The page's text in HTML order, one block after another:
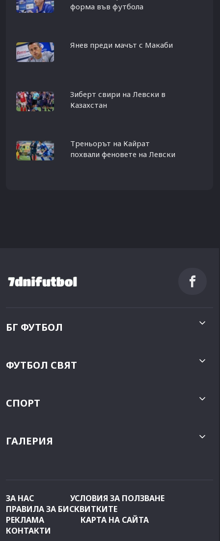
форма във футбола
Янев преди мачът с Макаби
Зиберт свири на Левски в
Казахстан
Треньорът на Кайрат
похвали феновете на Левски
БГ ФУТБОЛ
ФУТБОЛ СВЯТ
СПОРТ
ГАЛЕРИЯ
ЗА НАС
УСЛОВИЯ ЗА ПОЛЗВАНЕ
ПРАВИЛА ЗА БИСКВИТКИТЕ
РЕКЛАМА
КАРТА НА САЙТА
КОНТАКТИ